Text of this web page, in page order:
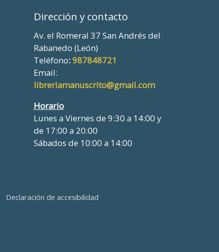
Dirección y contacto
Av. el Romeral 37 San Andrés del
Rabanedo (León)
Teléfono:987848721
Email:
libreriamanuscrito@gmail.com
Horario
Lunes a Viernes de 9:30 a 14:00 y
de 17:00 a 20:00
Sábados de 10:00 a 14:00
Declaración de accesibilidad